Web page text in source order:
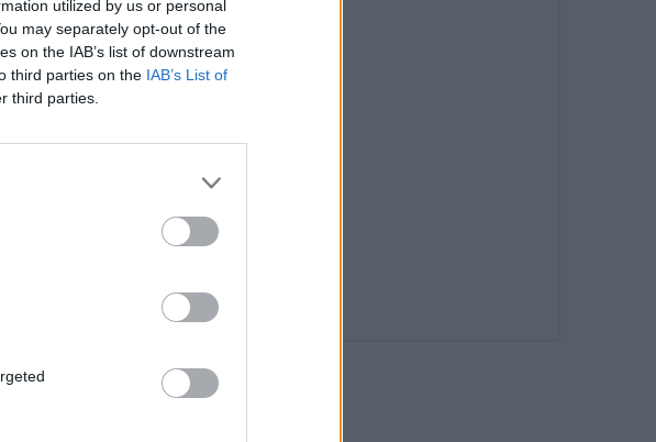
utilized by us or personal
may separately opt-out of the
on the IAB’s list of downstream
third parties on the IAB’s List of
third parties.
a un amb la
en la llista
llistes del
com a